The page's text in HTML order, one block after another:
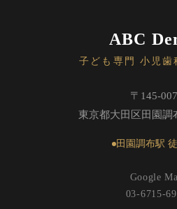
ABC
子ども専門 小児歯
〒145-
東京都大田区田園調
田園調布駅
Google
03-6715-